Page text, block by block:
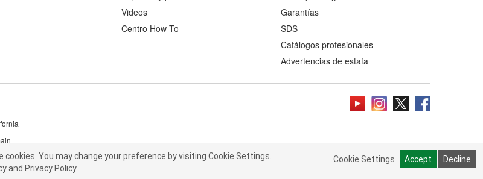
cookies.You may change your preference by visiting Cookie Settings.
andPrivacy Policy
Cookie Settings Accept Decline
Videos
Centro How To
Garantías
SDS
Catálogos profesionales
Advertencias de estafa
cookies. You may change your preference by visiting Cookie Settings.
and Privacy Policy.
Cookie Settings Accept Decline